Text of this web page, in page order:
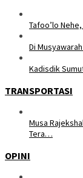
Tafoo’lo
Di
Kadisdik
TRANSPORTASI
Musa
Tera…
OPINI